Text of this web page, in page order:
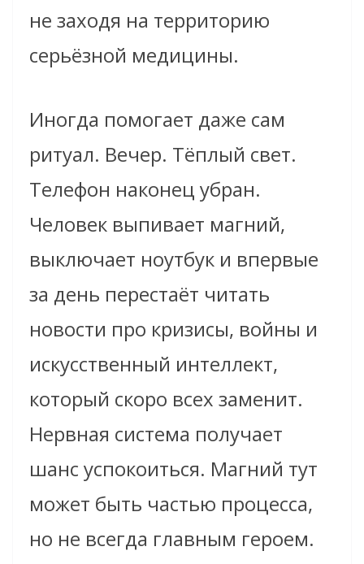
не заходя на территорию
серьёзной медицины.
Иногда помогает даже сам
ритуал. Вечер. Тёплый свет.
Телефон наконец убран.
Человек выпивает магний,
выключает ноутбук и впервые
за день перестаёт читать
новости про кризисы, войны и
искусственный интеллект,
который скоро всех заменит.
Нервная система получает
шанс успокоиться. Магний тут
может быть частью процесса,
но не всегда главным героем.